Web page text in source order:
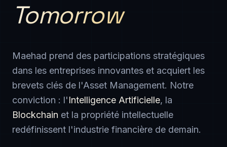
Tomorrow
Maehad prend des participations stratégiques
dans les entreprises innovantes et acquiert les
brevets clés de l'Asset Management. Notre
conviction : l'Intelligence Artificielle, la
Blockchain et la propriété intellectuelle
redéfinissent l'industrie financière de demain.